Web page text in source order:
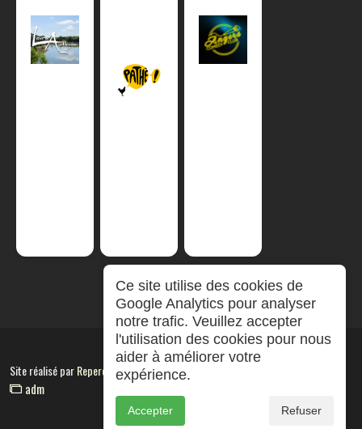
Site réalisé parRepereCom
adm
Ce site utilise des cookies de
Google Analytics pour analyser
notre trafic. Veuillez accepter
l'utilisation des cookies pour nous
aider à améliorer votre
expérience.
Accepter Refuser